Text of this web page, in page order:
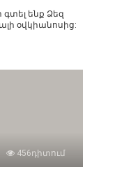
ենք Ձեզ
օվկիանոսից:
456դիտում